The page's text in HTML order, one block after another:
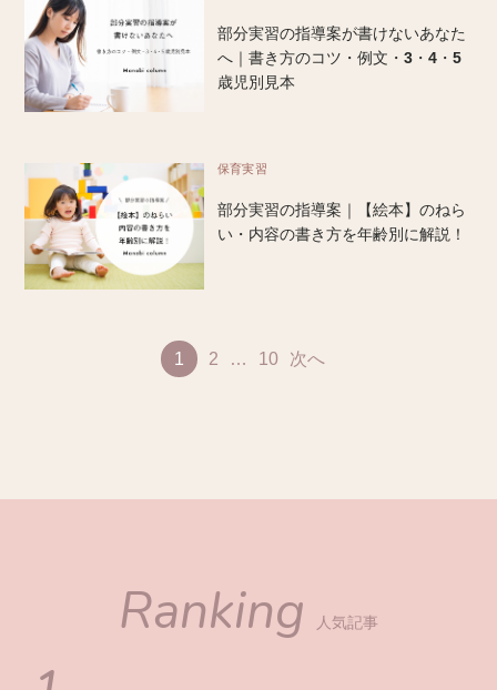
部分実習の指導案が書けないあなた
へ｜書き方のコツ・例文・3・4・5
歳児別見本
保育実習
部分実習の指導案｜【絵本】のねら
い・内容の書き方を年齢別に解説！
1 2 … 10 次へ
Ranking 人気記事